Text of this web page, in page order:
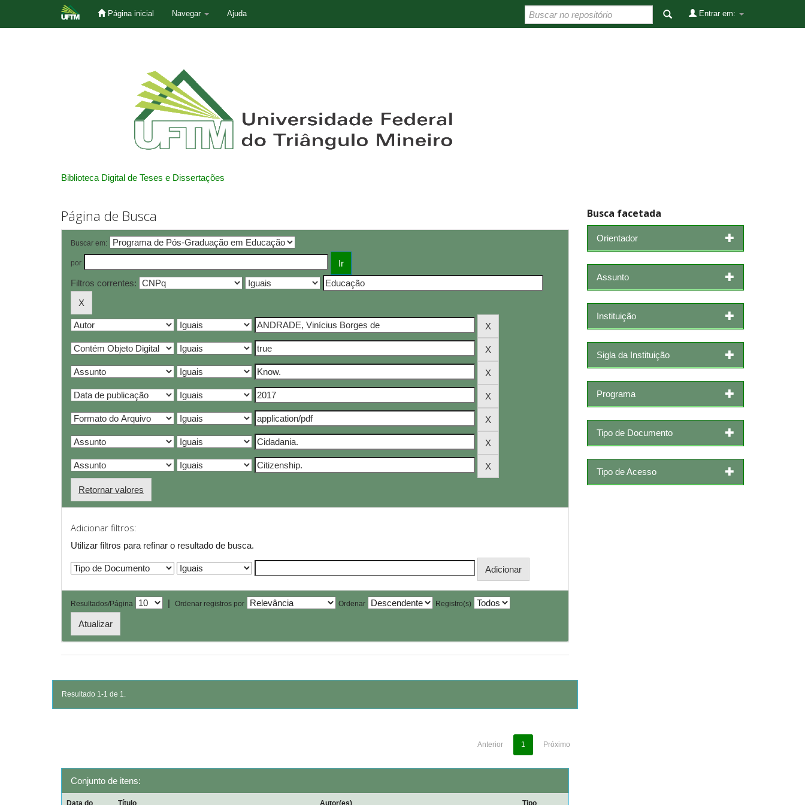
Página inicial Navegar Ajuda Entrar em:
Biblioteca Digital de Teses e Dissertações
Página de Busca
Buscar em:
por
Filtros correntes:
Retornar valores
Adicionar filtros:
Utilizar filtros para refinar o resultado de busca.
Resultados/Página | Ordenar registros por Ordenar Registro(s)
Resultado 1-1 de 1.
Anterior 1 Próximo
Conjunto de itens:
Data do Título Autor(es) Tipo
Busca facetada
Orientador
Assunto
Instituição
Sigla da Instituição
Programa
Tipo de Documento
Tipo de Acesso